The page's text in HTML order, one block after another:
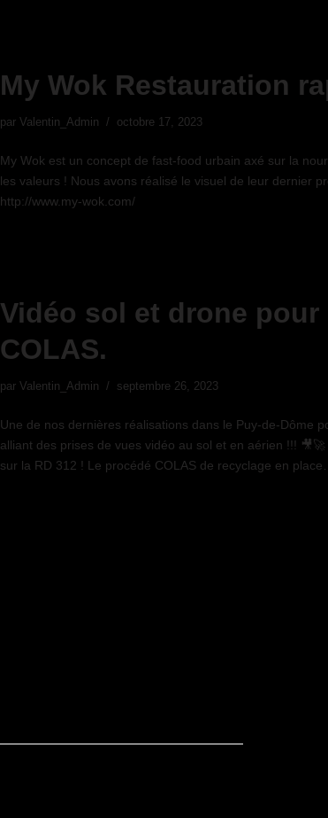
My Wok Restauration
par Valentin_Admin octobre 17, 2023
My Wok est un concept de fast-food urbain axé sur la
les valeurs ! Nous avons réalisé le visuel de leur dernier
http://www.my-wok.com/
Vidéo sol et drone pour
COLAS.
par Valentin_Admin septembre 26, 2023
Une de nos dernières réalisations dans le Puy-de-Dôme
alliant des prises de vues vidéo au sol et en aérien !!!
sur la RD 312 ! Le procédé COLAS de recyclage en